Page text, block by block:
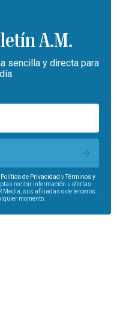
A.M.
sencilla y directa para
Política de Privacidad y
Términos y
recibir información u ofertas
Media, sus afiliadas o de terceros.
momento.